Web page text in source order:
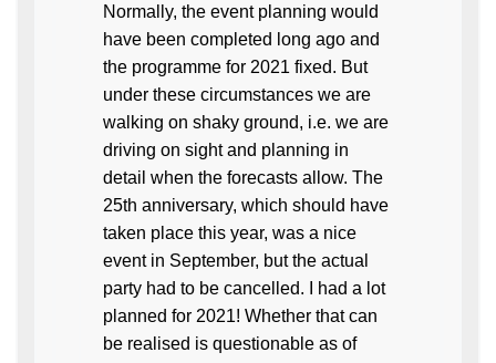
Normally, the event planning would
have been completed long ago and
the programme for 2021 fixed. But
under these circumstances we are
walking on shaky ground, i.e. we are
driving on sight and planning in
detail when the forecasts allow. The
25th anniversary, which should have
taken place this year, was a nice
event in September, but the actual
party had to be cancelled. I had a lot
planned for 2021! Whether that can
be realised is questionable as of